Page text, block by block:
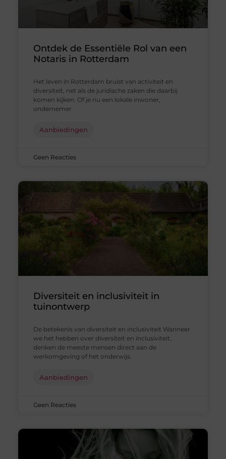
Ontdek de Essentiële Rol van een
Notaris in Rotterdam
Het leven in Rotterdam bruist van activiteit en
diversiteit, net als de juridische zaken die daarbij
komen kijken. Of je nu een lokale inwoner,
ondernemer
Aanbiedingen
Geen Reacties
Diversiteit en inclusiviteit in
tuinontwerp
De betekenis van diversiteit en inclusiviteit Wanneer
we het hebben over diversiteit en inclusiviteit,
denken de meeste mensen direct aan de
werkomgeving of het onderwijs.
Aanbiedingen
Geen Reacties